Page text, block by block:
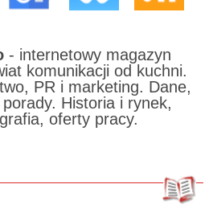
- internetowy magazyn
komunikacji od kuchni.
PR i marketing. Dane,
Historia i rynek,
oferty pracy.